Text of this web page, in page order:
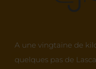
A une vingtaine de
quelques pas de